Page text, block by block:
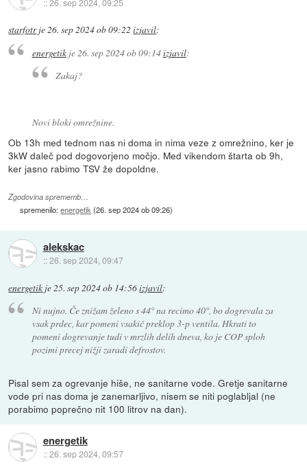
starfotrje26. sep 2024 ob 09:22 izjavil:
energetikje26. sep 2024 ob 09:14izjavil:
Zakaj?
Novi bloki omrežnine.
Ob 13h med tednom nas ni doma in nima veze z omrežnino, ker je
3kW daleč pod dogovorjeno močjo. Med vikendom štarta ob 9h,
ker jasno rabimo TSV že dopoldne.
Zgodovina sprememb…
spremenilo:energetik (26. sep 2024 ob 09:26)
alekskac
::26. sep 2024, 09:47
energetik je25. sep 2024 ob 14:56izjavil:
Ni nujno. Če znižam želeno s 44° na recimo 40°, bo dogrevala za
vsak prdec, kar pomeni vsakič preklop 3-p ventila. Hkrati to
pomeni dogrevanje tudi v mrzlih delih dneva, ko je COP sploh
pozimi precej nižji zaradi defrostov.
Pisal sem za ogrevanje hiše, ne sanitarne vode. Gretje sanitarne
vode pri nas doma je zanemarljivo, nisem se niti poglabljal (ne
porabimo poprečno nit 100 litrov na dan).
energetik
::26. sep 2024, 09:57